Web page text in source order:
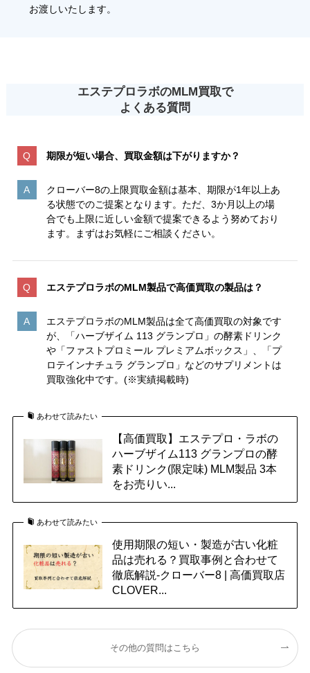
お渡しいたします。
エステプロラボのMLM買取で
よくある質問
期限が短い場合、買取金額は下がりますか？
クローバー8の上限買取金額は基本、期限が1年以上あ
る状態でのご提案となります。ただ、3か月以上の場
合でも上限に近しい金額で提案できるよう努めており
ます。まずはお気軽にご相談ください。
エステプロラボのMLM製品で高価買取の製品は？
エステプロラボのMLM製品は全て高価買取の対象です
が、「ハーブザイム 113 グランプロ」の酵素ドリンク
や「ファストプロミール プレミアムボックス」、「プ
ロテインナチュラ グランプロ」などのサプリメントは
買取強化中です。(※実績掲載時)
あわせて読みたい
【高価買取】エステプロ・ラボの
ハーブザイム113 グランプロの酵
素ドリンク(限定味) MLM製品 3本
をお売りい...
あわせて読みたい
使用期限の短い・製造が古い化粧
品は売れる？買取事例と合わせて
徹底解説-クローバー8 | 高価買取店
CLOVER...
その他の質問はこちら